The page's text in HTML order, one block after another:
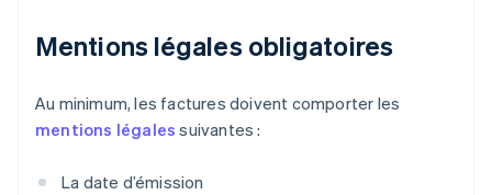
Mentions légales obligatoires
Au minimum, les factures doivent comporter les
mentions légales suivantes :
La date d’émission